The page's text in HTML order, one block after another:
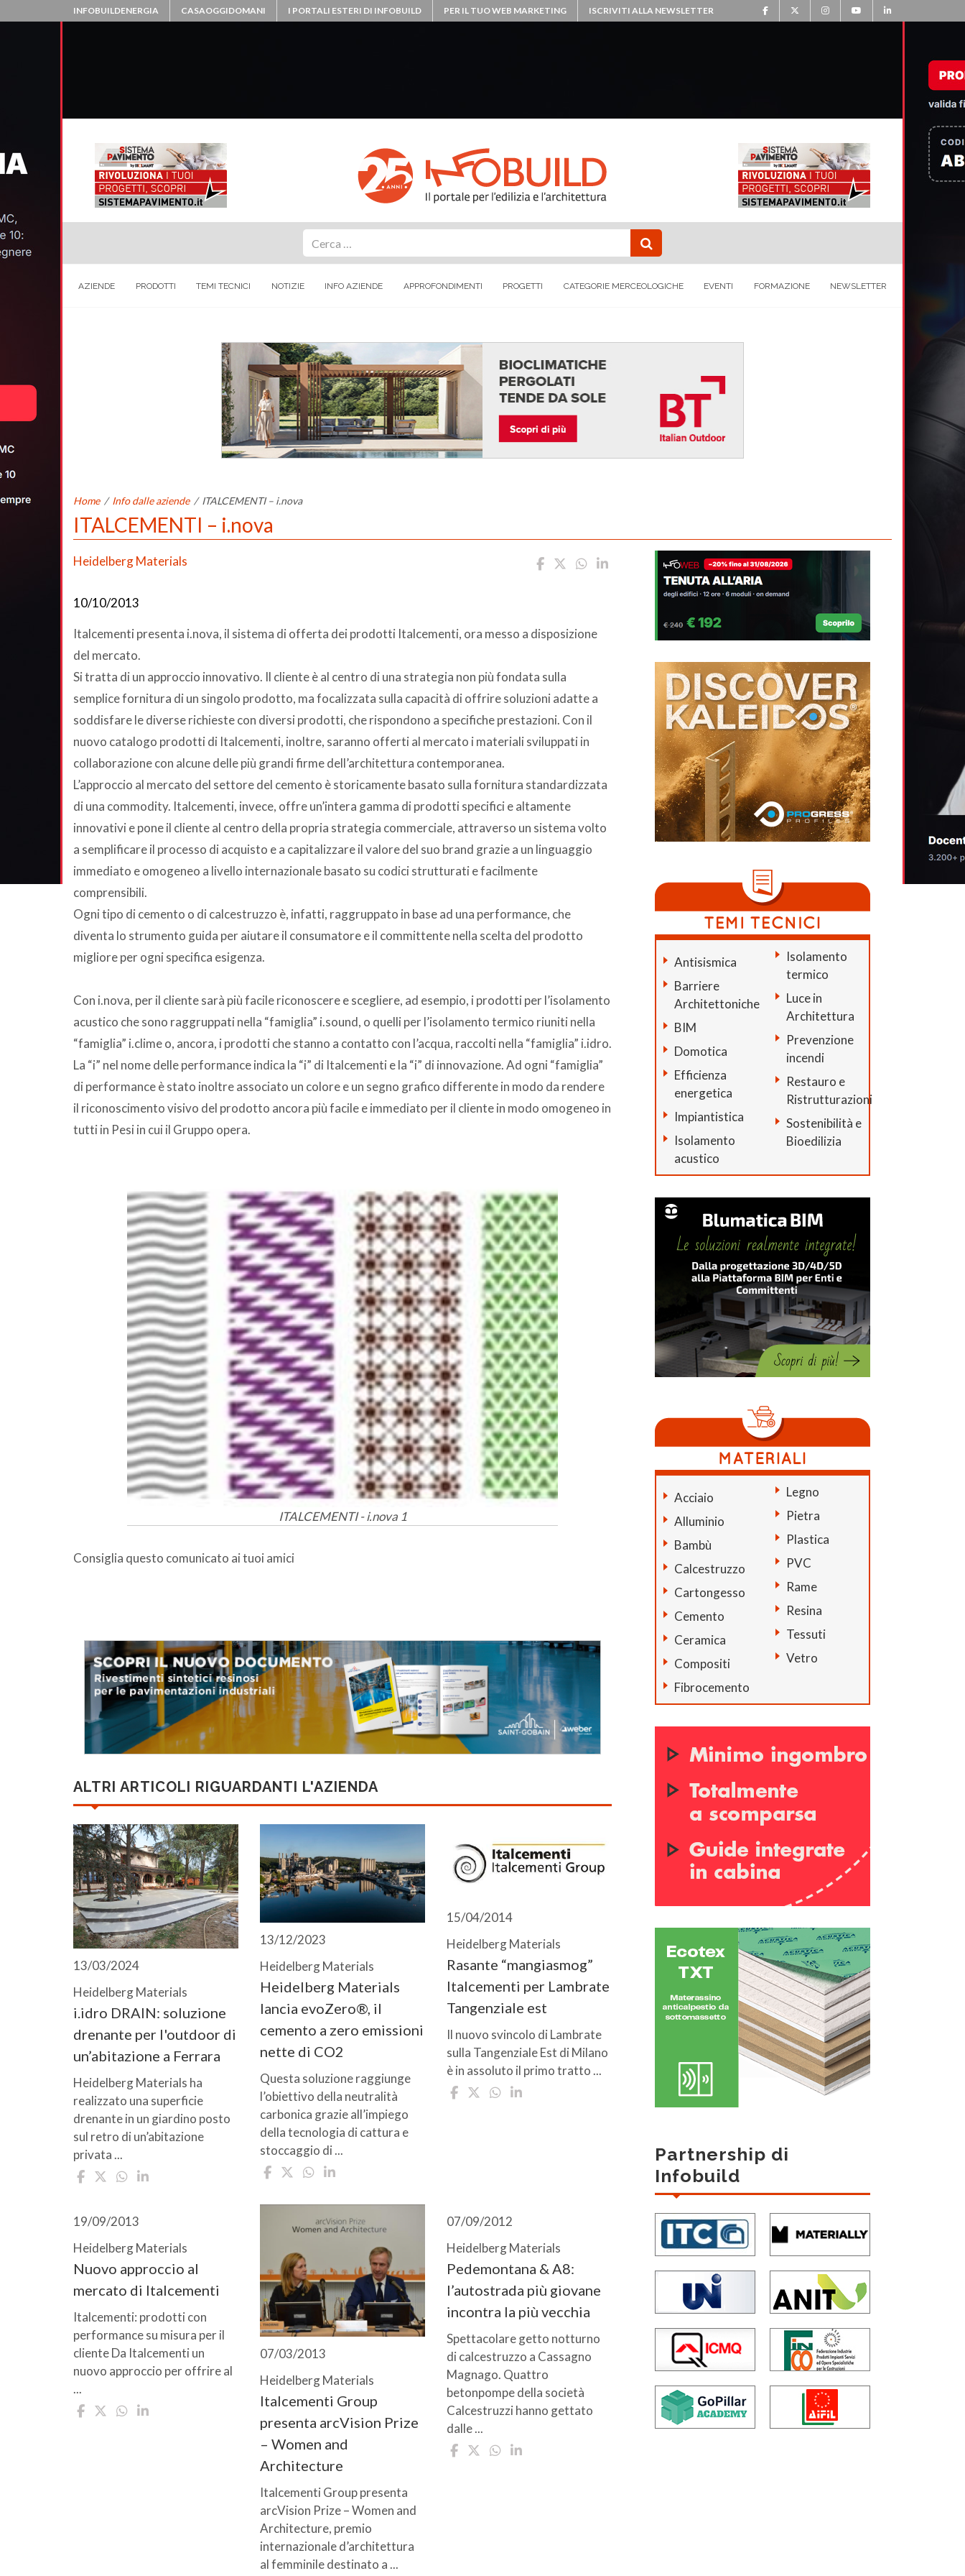
INFOBUILDENERGIA CASAOGGIDOMANI I PORTALI ESTERI DI INFOBUILD PER IL TUO WEB MARKETING ISCRIVITI ALLA NEWSLETTER
AZIENDE PRODOTTI TEMI TECNICI NOTIZIE INFO AZIENDE APPROFONDIMENTI PROGETTI CATEGORIE MERCEOLOGICHE EVENTI FORMAZIONE NEWSLETTER
Home / Info dalle aziende / ITALCEMENTI – i.nova
ITALCEMENTI – i.nova
Heidelberg Materials
10/10/2013
Italcementi presenta i.nova, il sistema di offerta dei prodotti Italcementi, ora messo a disposizione
del mercato.
Si tratta di un approccio innovativo. Il cliente è al centro di una strategia non più fondata sulla
semplice fornitura di un singolo prodotto, ma focalizzata sulla capacità di offrire soluzioni adatte a
soddisfare le diverse richieste con diversi prodotti, che rispondono a specifiche prestazioni. Con il
nuovo catalogo prodotti di Italcementi, inoltre, saranno offerti al mercato i materiali sviluppati in
collaborazione con alcune delle più grandi firme dell’architettura contemporanea.
L’approccio al mercato del settore del cemento è storicamente basato sulla fornitura standardizzata
di una commodity. Italcementi, invece, offre un’intera gamma di prodotti specifici e altamente
innovativi e pone il cliente al centro della propria strategia commerciale, attraverso un sistema volto
a semplificare il processo di acquisto e a capitalizzare il valore del suo brand grazie a un linguaggio
immediato e omogeneo a livello internazionale basato su codici strutturati e facilmente
comprensibili.
Ogni tipo di cemento o di calcestruzzo è, infatti, raggruppato in base ad una performance, che
diventa lo strumento guida per aiutare il consumatore e il committente nella scelta del prodotto
migliore per ogni specifica esigenza.
Con i.nova, per il cliente sarà più facile riconoscere e scegliere, ad esempio, i prodotti per l’isolamento
acustico che sono raggruppati nella “famiglia” i.sound, o quelli per l’isolamento termico riuniti nella
“famiglia” i.clime o, ancora, i prodotti che stanno a contatto con l’acqua, raccolti nella “famiglia” i.idro.
La “i” nel nome delle performance indica la “i” di Italcementi e la “i” di innovazione. Ad ogni “famiglia”
di performance è stato inoltre associato un colore e un segno grafico differente in modo da rendere
il riconoscimento visivo del prodotto ancora più facile e immediato per il cliente in modo omogeneo in
tutti in Pesi in cui il Gruppo opera.
ITALCEMENTI - i.nova 1
Consiglia questo comunicato ai tuoi amici
ALTRI ARTICOLI RIGUARDANTI L'AZIENDA
13/03/2024
Heidelberg Materials
i.idro DRAIN: soluzione
drenante per l'outdoor di
un’abitazione a Ferrara
Heidelberg Materials ha
realizzato una superficie
drenante in un giardino posto
sul retro di un’abitazione
privata ...
13/12/2023
Heidelberg Materials
Heidelberg Materials
lancia evoZero®, il
cemento a zero emissioni
nette di CO2
Questa soluzione raggiunge
l’obiettivo della neutralità
carbonica grazie all’impiego
della tecnologia di cattura e
stoccaggio di ...
15/04/2014
Heidelberg Materials
Rasante “mangiasmog”
Italcementi per Lambrate
Tangenziale est
Il nuovo svincolo di Lambrate
sulla Tangenziale Est di Milano
è in assoluto il primo tratto ...
19/09/2013
Heidelberg Materials
Nuovo approccio al
mercato di Italcementi
Italcementi: prodotti con
performance su misura per il
cliente Da Italcementi un
nuovo approccio per offrire al
...
07/03/2013
Heidelberg Materials
Italcementi Group
presenta arcVision Prize
– Women and
Architecture
Italcementi Group presenta
arcVision Prize – Women and
Architecture, premio
internazionale d’architettura
al femminile destinato a ...
07/09/2012
Heidelberg Materials
Pedemontana & A8:
l’autostrada più giovane
incontra la più vecchia
Spettacolare getto notturno
di calcestruzzo a Cassagno
Magnago. Quattro
betonpompe della società
Calcestruzzi hanno gettato
dalle ...
Antisismica
Barriere
Architettoniche
BIM
Domotica
Efficienza
energetica
Impiantistica
Isolamento
acustico
Isolamento
termico
Luce in
Architettura
Prevenzione
incendi
Restauro e
Ristrutturazioni
Sostenibilità e
Bioedilizia
Acciaio
Alluminio
Bambù
Calcestruzzo
Cartongesso
Cemento
Ceramica
Compositi
Fibrocemento
Legno
Pietra
Plastica
PVC
Rame
Resina
Tessuti
Vetro
Partnership di
Infobuild